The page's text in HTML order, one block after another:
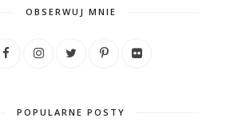
OBSERWUJ MNIE
POPULARNE POSTY